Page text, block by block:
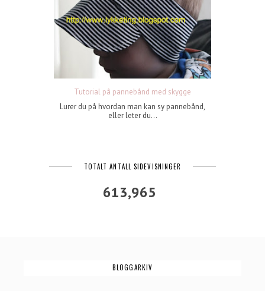
Tutorial på pannebånd med skygge
Lurer du på hvordan man kan sy pannebånd,
eller leter du...
TOTALT ANTALL SIDEVISNINGER
613,965
BLOGGARKIV